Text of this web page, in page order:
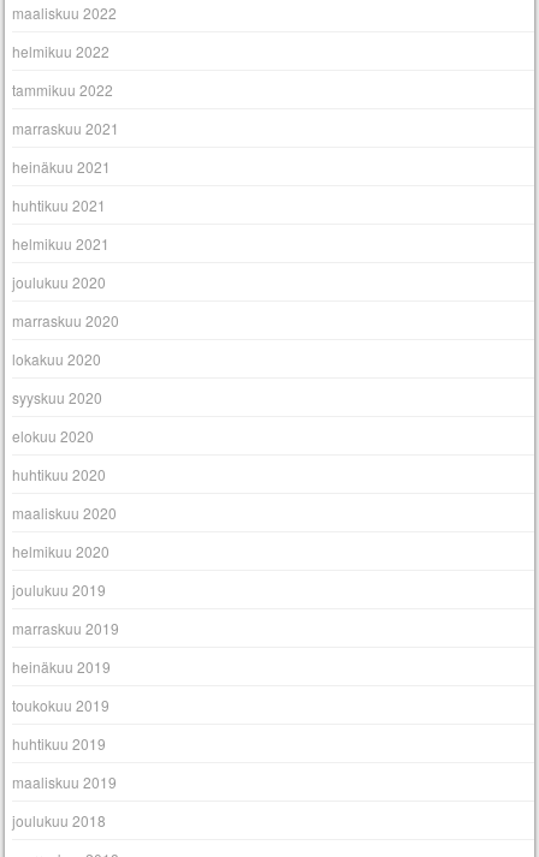
maaliskuu 2022
helmikuu 2022
tammikuu 2022
marraskuu 2021
heinäkuu 2021
huhtikuu 2021
helmikuu 2021
joulukuu 2020
marraskuu 2020
lokakuu 2020
syyskuu 2020
elokuu 2020
huhtikuu 2020
maaliskuu 2020
helmikuu 2020
joulukuu 2019
marraskuu 2019
heinäkuu 2019
toukokuu 2019
huhtikuu 2019
maaliskuu 2019
joulukuu 2018